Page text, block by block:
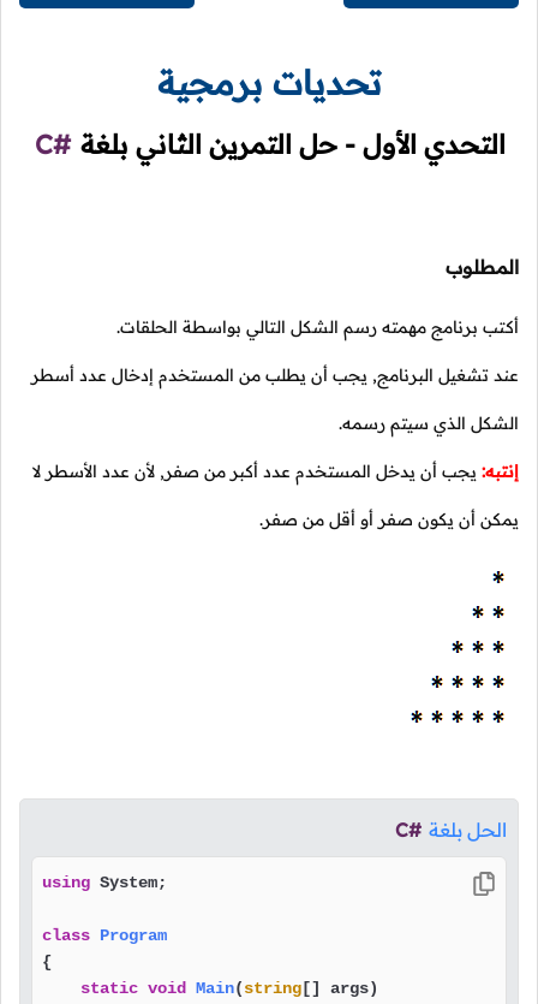
تحديات برمجية
التحدي الأول - حل التمرين الثاني بلغة C#
المطلوب
أكتب برنامج مهمته رسم الشكل التالي بواسطة الحلقات.
عند تشغيل البرنامج, يجب أن يطلب من المستخدم إدخال عدد أسطر
الشكل الذي سيتم رسمه.
إنتبه: يجب أن يدخل المستخدم عدد أكبر من صفر, لأن عدد الأسطر لا
يمكن أن يكون صفر أو أقل من صفر.
الحل بلغة C#
using System;
class Program
{
static void Main(string [] args)